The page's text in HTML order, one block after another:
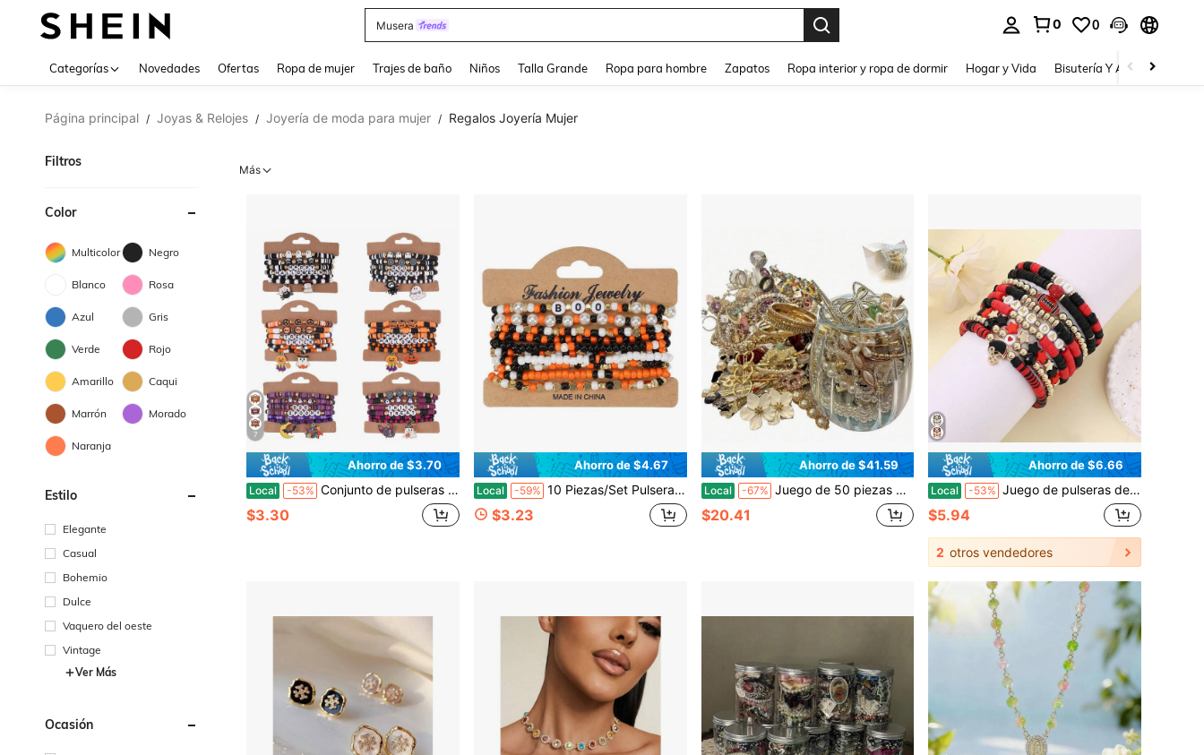
Musera 0 0
Categorías Novedades Ofertas Ropa de mujer Trajes de baño Niños Talla Grande Ropa para hombre Zapatos Ropa interior y ropa de dormir Hogar y Vida Bisutería Y Accesorios
Página principal / Joyas & Relojes / Joyería de moda para mujer / Regalos Joyería Mujer
Filtros
Color
Multicolor Negro
Blanco Rosa
Azul Gris
Verde Rojo
Amarillo Caqui
Marrón Morado
Naranja
Estilo
Elegante
Casual
Bohemio
Dulce
Vaquero del oeste
Vintage
Ver Más
Ocasión
Más
7
Ahorro de $3.70
Local -53% Conjunto de pulseras de arcilla suave con temática de Halloween en estilo europeo y americano en negro, naranja y púrpura
$3.30
Ahorro de $4.67
Local -59% 10 Piezas/Set Pulsera de Halloween, Pulsera Elástica con Cuentas
$3.23
Ahorro de $41.59
Local -67% Juego de 50 piezas de joyería bohemia vintage, adecuado como adiciones de moda vintage para el Día de San Valentín, cumpleaños y aniversarios, regalo para novias
$20.41
Ahorro de $6.66
Local -53% Juego de pulseras de arcilla blanda con letras, estrellas y cuentas doradas para el día del juego de fútbol, estilo europeo y americano
$5.94
2 otros vendedores